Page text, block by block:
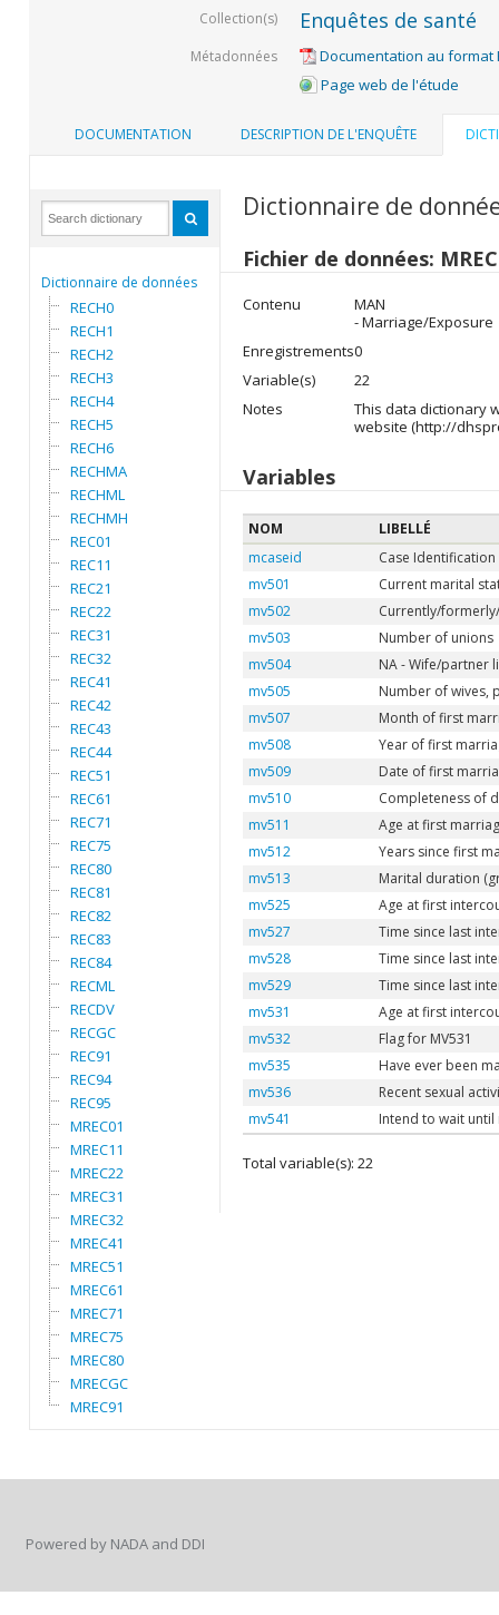
Collection(s) Enquêtes de santé
Métadonnées
Documentation au format
Page web de l'étude
DOCUMENTATION DESCRIPTION DE L'ENQUÊTE
Dictionnaire de données
RECH0
RECH1
RECH2
RECH3
RECH4
RECH5
RECH6
RECHMA
RECHML
RECHMH
REC01
REC11
REC21
REC22
REC31
REC32
REC41
REC42
REC43
REC44
REC51
REC61
REC71
REC75
REC80
REC81
REC82
REC83
REC84
RECML
RECDV
RECGC
REC91
REC94
REC95
MREC01
MREC11
MREC22
MREC31
MREC32
MREC41
MREC51
MREC61
MREC71
MREC75
MREC80
MRECGC
MREC91
Dictionnaire de
Fichier de données:
Contenu
MAN
- Marriage/Exposure
Enregistrements0
Variable(s)
22
Notes
This data dictionary
website (http://
Variables
NOM
LIBELLÉ
mcaseid
Case Identification
mv501
Current marital
mv502
Currently/
mv503
Number of unions
mv504
NA - Wife/partner
mv505
Number of wives,
mv507
Month of first
mv508
Year of first
mv509
Date of first
mv510
Completeness of
mv511
Age at first
mv512
Years since first
mv513
Marital duration
mv525
Age at first
mv527
Time since last
mv528
Time since last
mv529
Time since last
mv531
Age at first
mv532
Flag for MV531
mv535
Have ever been
mv536
Recent sexual
mv541
Intend to wait
Total variable(s): 22
Powered by NADA and DDI